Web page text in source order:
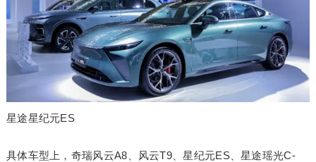
星途星纪元ES
具体车型上，奇瑞风云A8、风云T9、星纪元ES、星途瑶光C-